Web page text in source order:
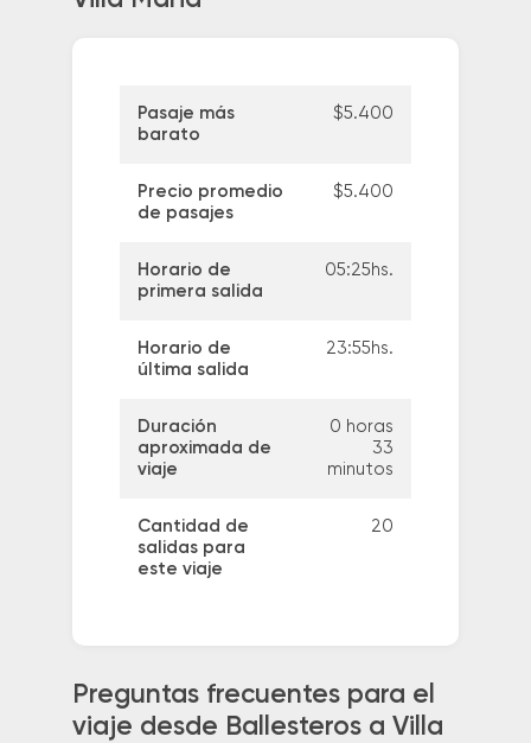
Pasaje más
barato
$5.400
Precio promedio
de pasajes
$5.400
Horario de
primera salida
05:25hs.
Horario de
última salida
23:55hs.
Duración
aproximada de
viaje
0 horas
33
minutos
Cantidad de
salidas para
este viaje
20
Preguntas frecuentes para el
viaje desde Ballesteros a Villa